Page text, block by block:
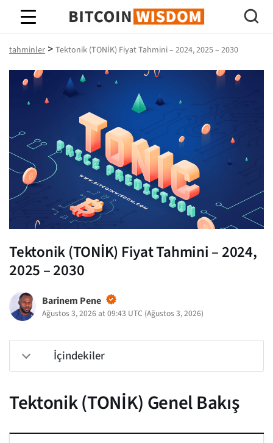
Bitcoin Bilgeliği
tahminler > Tektonik (TONİK) Fiyat Tahmini – 2024, 2025 – 2030
Tektonik (TONİK) Fiyat Tahmini – 2024,
2025 – 2030
Barinem Pene
Ağustos 3, 2026 at 09:43 UTC (Ağustos 3, 2026)
İçindekiler
Tektonik (TONİK) Genel Bakış